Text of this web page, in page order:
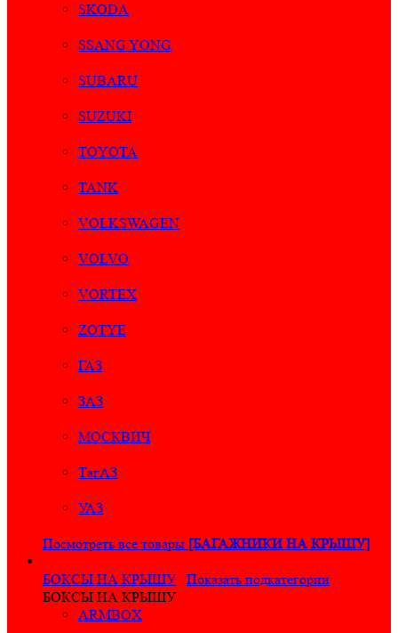
SKODA
SSANG YONG
SUBARU
SUZUKI
TOYOTA
TANK
VOLKSWAGEN
VOLVO
VORTEX
ZOTYE
ГАЗ
ЗАЗ
МОСКВИЧ
ТагАЗ
УАЗ
Посмотреть все товары [БАГАЖНИКИ НА КРЫШУ]
БОКСЫ НА КРЫШУ
Показать подкатегории
БОКСЫ НА КРЫШУ
ARMBOX